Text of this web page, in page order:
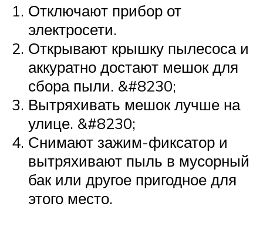
Отключают прибор от
электросети.
Открывают крышку пылесоса и
аккуратно достают мешок для
сбора пыли. &#8230;
Вытряхивать мешок лучше на
улице. &#8230;
Снимают зажим-фиксатор и
вытряхивают пыль в мусорный
бак или другое пригодное для
этого место.